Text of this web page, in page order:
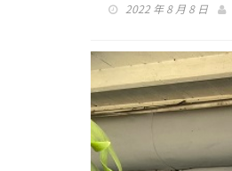
2022 年 8 月 8 日